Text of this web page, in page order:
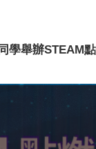
學舉辦STEAM